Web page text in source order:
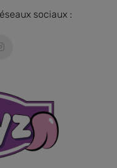
sociaux :